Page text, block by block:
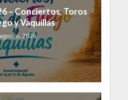
– Conciertos, Toros
y Vaquillas
2026